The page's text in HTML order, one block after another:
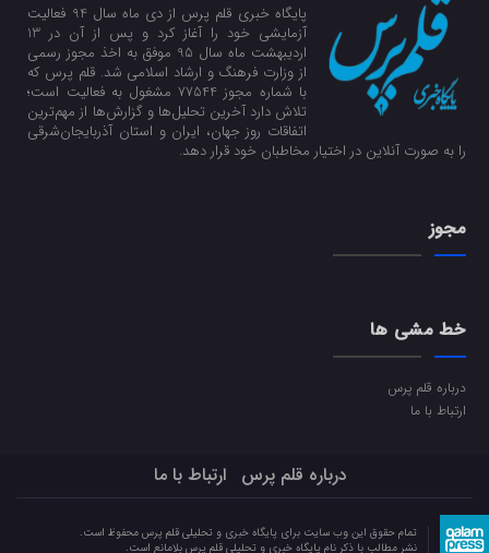
پایگاه خبری قلم پرس از دی ماه سال 94 فعالیت
آزمایشی خود را آغاز کرد و پس از آن در 13
اردیبهشت ماه سال 95 موفق به اخذ مجوز رسمی
از وزارت فرهنگ و ارشاد اسلامی شد. قلم پرس که
با شماره مجوز 77544 مشغول به فعالیت است؛
تلاش دارد آخرین تحلیل‌ها و گزارش‌ها از مهم‌ترین
اتفاقات روز جهان، ایران و استان آذربایجان‌شرقی
را به صورت آنلاین در اختیار مخاطبان خود قرار دهد.
مجوز
خط مشی ها
درباره قلم پرس
ارتباط با ما
درباره قلم پرس ارتباط با ما
تمام حقوق این وب سایت برای پایگاه خبری و تحلیلی قلم پرس محفوظ است.
نشر مطالب با ذکر نام پایگاه خبری و تحلیلی قلم پرس بلامانع است.